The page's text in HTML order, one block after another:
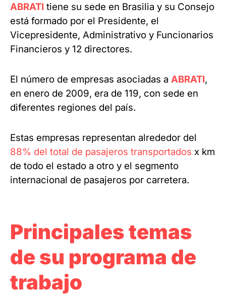
ABRATI tiene su sede en Brasilia y su Consejo
está formado por el Presidente, el
Vicepresidente, Administrativo y Funcionarios
Financieros y 12 directores.
El número de empresas asociadas a ABRATI,
en enero de 2009, era de 119, con sede en
diferentes regiones del país.
Estas empresas representan alrededor del
88% del total de pasajeros transportados x km
de todo el estado a otro y el segmento
internacional de pasajeros por carretera.
Principales temas
de su programa de
trabajo